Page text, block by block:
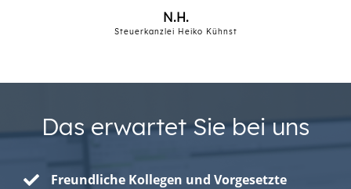
N.H.
Steuerkanzlei Heiko Kühnst
Das erwartet Sie bei uns
Freundliche Kollegen und Vorgesetzte